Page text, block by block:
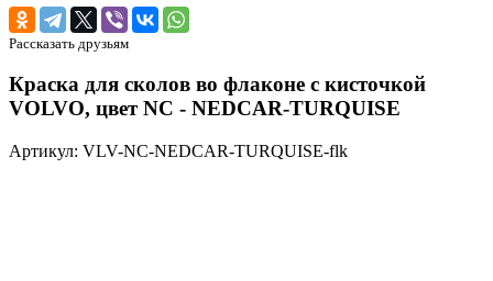
Рассказать друзьям
Краска для сколов во флаконе с кисточкой
VOLVO, цвет NC - NEDCAR-TURQUISE
Артикул: VLV-NC-NEDCAR-TURQUISE-flk